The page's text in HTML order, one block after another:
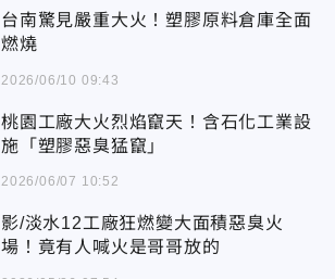
台南驚見嚴重大火！塑膠原料倉庫全面
燃燒
2026/06/10 09:43
桃園工廠大火烈焰竄天！含石化工業設
施「塑膠惡臭猛竄」
2026/06/07 10:52
影/淡水12工廠狂燃變大面積惡臭火
場！竟有人喊火是哥哥放的